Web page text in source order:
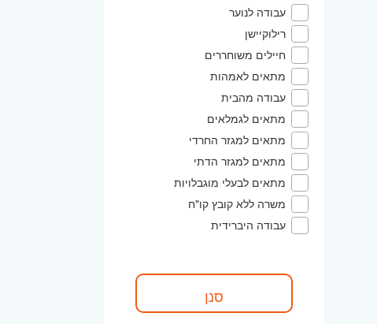
עבודה לנוער
רילוקיישן
חיילים משוחררים
מתאים לאמהות
עבודה מהבית
מתאים לגמלאים
מתאים למגזר החרדי
מתאים למגזר הדתי
מתאים לבעלי מוגבלויות
משרה ללא קובץ קו"ח
עבודה היברידית